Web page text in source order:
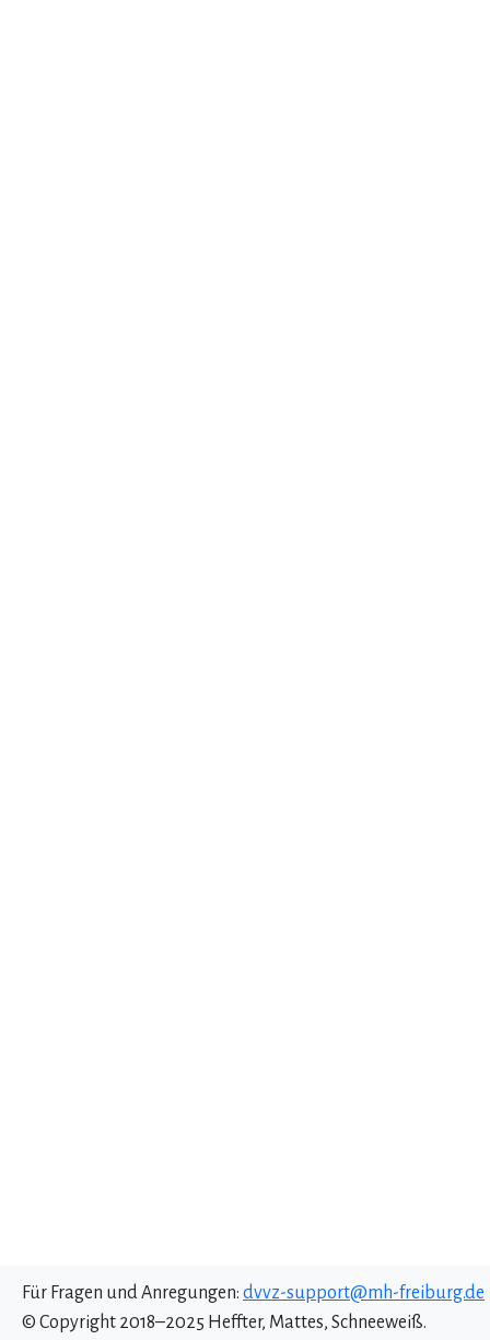
Für Fragen und Anregungen: dvvz-support@mh-freiburg.de
© Copyright 2018–2025 Heffter, Mattes, Schneeweiß.